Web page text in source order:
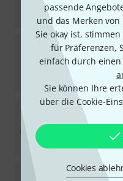
passende
und das Merken
Sie okay ist,
für Präferenzen,
einfach durch einen
Sie können Ihre
über die Cookie-
Cookies
UVP:
-36%
PCE Merz
Sofort
795
the sssnake
Sofort
Manfrotto